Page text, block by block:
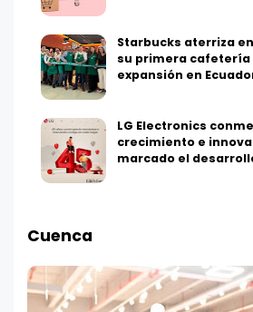
Starbucks aterriza
su primera cafetería
expansión en
LG Electronics
crecimiento e
marcado el
Cuenca